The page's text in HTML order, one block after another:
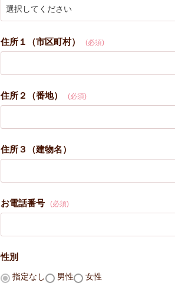
住所１（市区町村） (必須)
住所２（番地） (必須)
住所３（建物名）
お電話番号 (必須)
性別
指定なし 男性 女性